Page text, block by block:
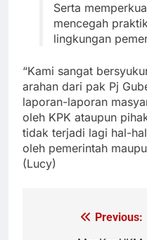
Serta
mencegah
lingkungan
“Kami sangat
arahan dari pak Pj
laporan-laporan
oleh KPK ataupun
tidak terjadi lagi hal-
oleh pemerintah
(Lucy)
NavigasiPrevious: